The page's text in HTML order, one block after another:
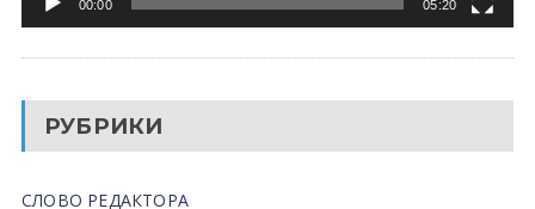
00:00 05:20
РУБРИКИ
СЛОВО РЕДАКТОРА